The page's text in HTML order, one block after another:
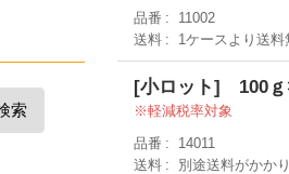
品番
11002
送料
1ケースより送料
[小ロット] 100ｇ
軽減税率対象
品番
14011
送料
別途送料がかかり
索